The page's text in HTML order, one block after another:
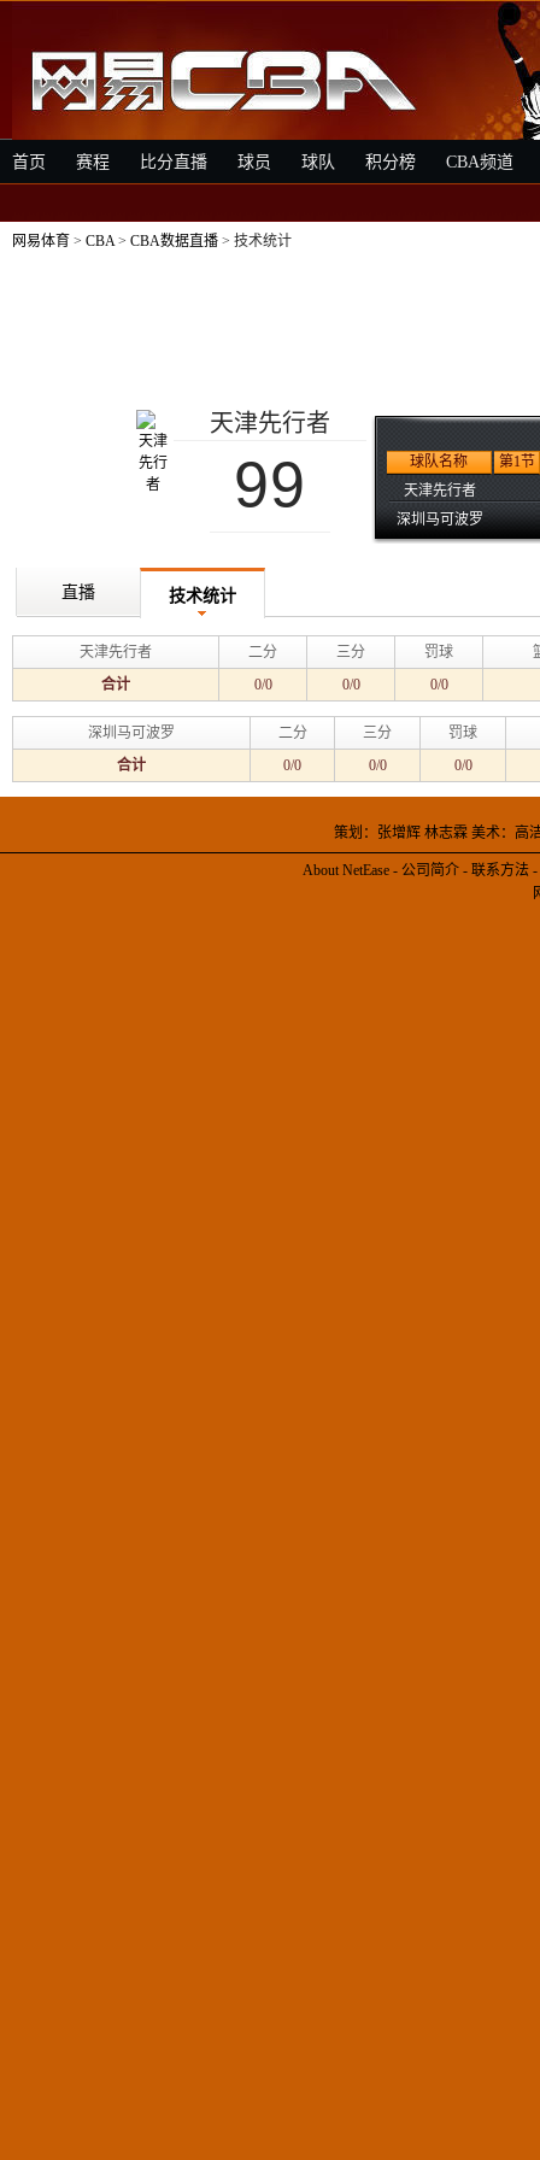
首页 赛程 比分直播 球员 球队 积分榜 CBA频道
网易体育 > CBA> CBA数据直播 > 技术统计
天津先行者
99 球队名称
第1节
天津先行者
深圳马可波罗
直播 技术统计
天津先行者 二分 三分 罚球
合计
0/0 0/0 0/0
深圳马可波罗 二分 三分
罚球
合计
0/0 0/0 0/0
策划：张增辉 林志霖 美术：
About NetEase - 公司简介 - 联系方法 -